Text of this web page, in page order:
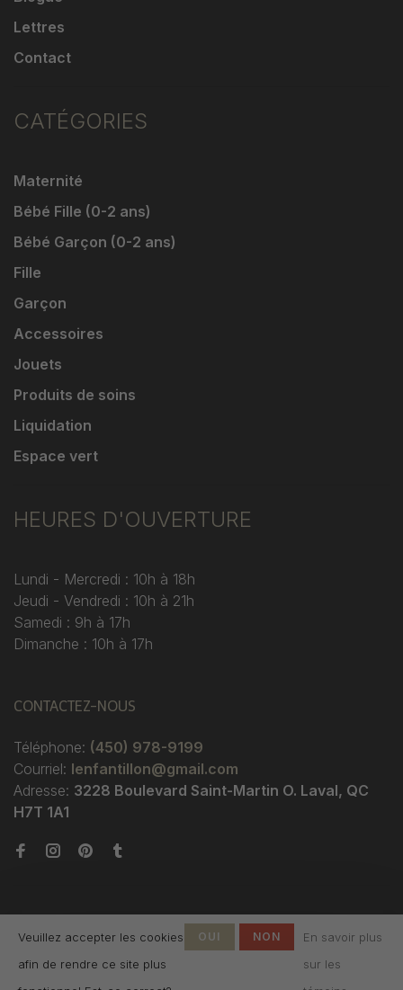
Lettres
Contact
CATÉGORIES
Maternité
Bébé Fille (0-2 ans)
Bébé Garçon (0-2 ans)
Fille
Garçon
Accessoires
Jouets
Produits de soins
Liquidation
Espace vert
HEURES D'OUVERTURE
Lundi - Mercredi : 10h à 18h
Jeudi - Vendredi : 10h à 21h
Samedi : 9h à 17h
Dimanche : 10h à 17h
CONTACTEZ-NOUS
Téléphone: (450) 978-9199
Courriel: lenfantillon@gmail.com
Adresse: 3228 Boulevard Saint-Martin O. Laval, QC
H7T 1A1
© Copyright 2026 Boutique
Veuillez accepter les cookies
afin de rendre ce site plus
OUI NON
En savoir plus
sur les